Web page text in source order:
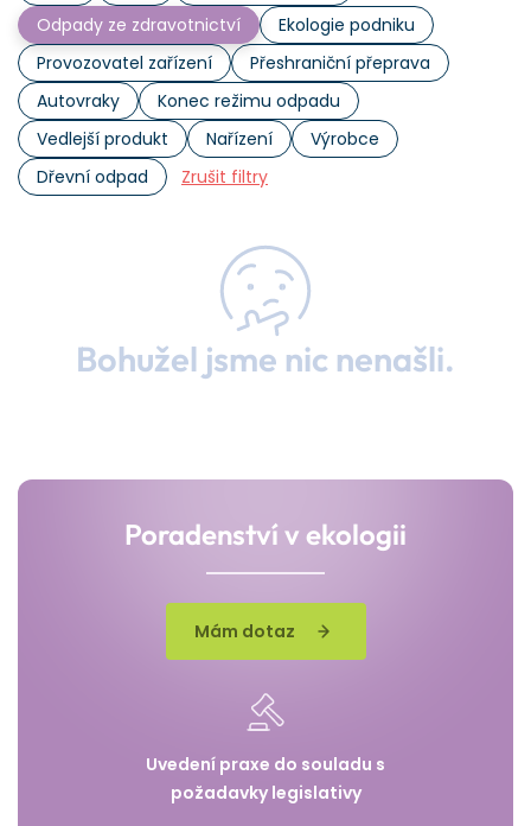
Odpady ze zdravotnictví
Ekologie podniku
Provozovatel zařízení
Přeshraniční přeprava
Autovraky
Konec režimu odpadu
Vedlejší produkt
Nařízení
Výrobce
Dřevní odpad
Zrušit filtry
Bohužel jsme nic nenašli.
Poradenství v ekologii
Mám dotaz
Uvedení praxe do souladu s
požadavky legislativy